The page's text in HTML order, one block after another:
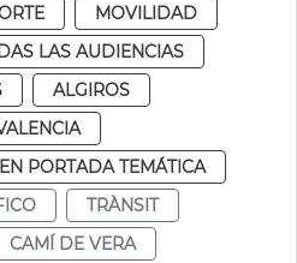
MOVILIDAD
LAS AUDIENCIAS
ALGIROS
EN PORTADA TEMÁTICA
TRÀNSIT
CAMÍ DE VERA